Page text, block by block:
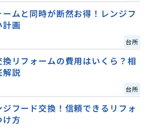
ムと同時が断然お得！レンジフ
計画
台所
換リフォームの費用はいくら？相
解説
台所
フード交換！信頼できるリフォ
け方